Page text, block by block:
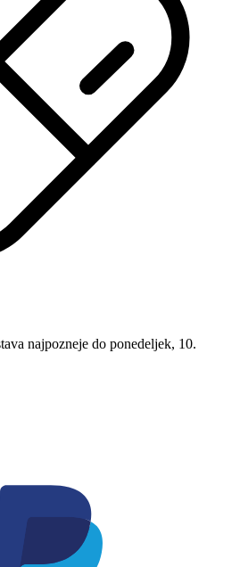
najpozneje do ponedeljek, 10.